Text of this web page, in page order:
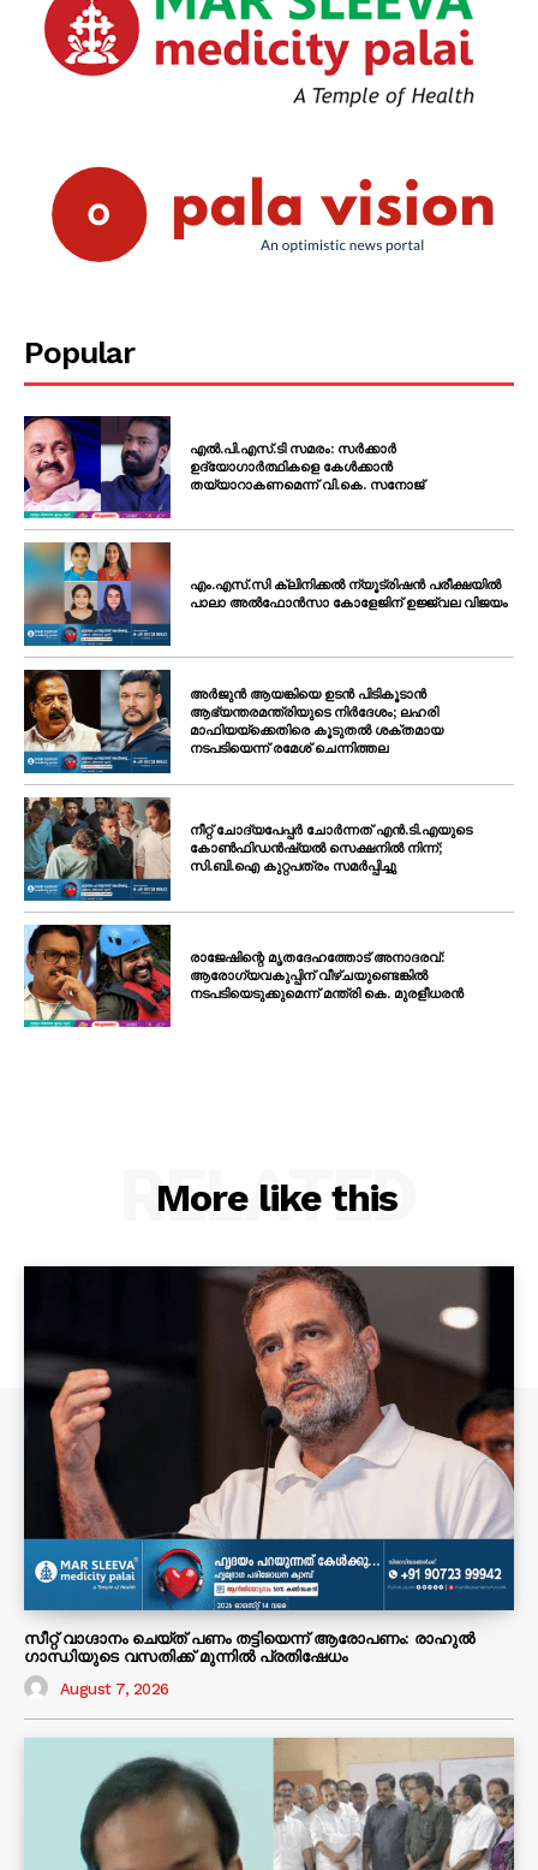
Popular
എൽ.പി.എസ്.ടി സമരം: സർക്കാർ
ഉദ്യോഗാർത്ഥികളെ കേൾക്കാൻ
തയ്യാറാകണമെന്ന് വി.കെ. സനോജ്
എം.എസ്.സി ക്ലിനിക്കൽ ന്യൂട്രിഷൻ പരീക്ഷയിൽ
പാലാ അൽഫോൻസാ കോളേജിന് ഉജ്ജ്വല വിജയം
അർജുൻ ആയങ്കിയെ ഉടൻ പിടികൂടാൻ
ആഭ്യന്തരമന്ത്രിയുടെ നിർദേശം; ലഹരി
മാഫിയയ്ക്കെതിരെ കൂടുതൽ ശക്തമായ
നടപടിയെന്ന് രമേശ് ചെന്നിത്തല
നീറ്റ് ചോദ്യപേപ്പർ ചോർന്നത് എൻ.ടി.എയുടെ
കോൺഫിഡൻഷ്യൽ സെക്ഷനിൽ നിന്ന്;
സി.ബി.ഐ കുറ്റപത്രം സമർപ്പിച്ചു
രാജേഷിന്റെ മൃതദേഹത്തോട് അനാദരവ്:
ആരോഗ്യവകുപ്പിന് വീഴ്ചയുണ്ടെങ്കിൽ
നടപടിയെടുക്കുമെന്ന് മന്ത്രി കെ. മുരളീധരൻ
More like this
RELATED
സീറ്റ് വാഗ്ദാനം ചെയ്ത് പണം തട്ടിയെന്ന് ആരോപണം: രാഹുൽ
ഗാന്ധിയുടെ വസതിക്ക് മുന്നിൽ പ്രതിഷേധം
August 7, 2026